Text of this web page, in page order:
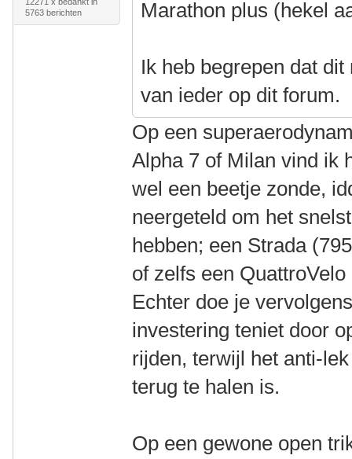
5763 berichten
Marathon plus (hekel
Ik heb begrepen dat
van ieder op dit forum.
Op een
Alpha 7 of Milan vind ik
wel een beetje zonde,
neergeteld om het
hebben; een Strada
of zelfs een
Echter doe je
investering teniet door
rijden, terwijl het anti-
terug te halen is.
Op een gewone open